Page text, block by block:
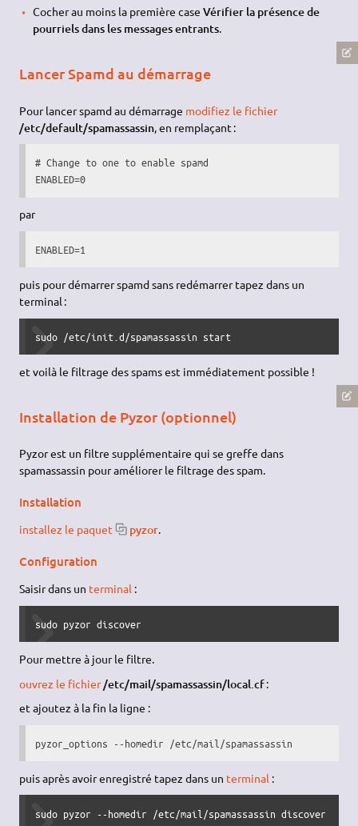
Cocher au moins la première case Vérifier la présence de
pourriels dans les messages entrants.
Lancer Spamd au démarrage
Pour lancer spamd au démarrage modifiez le fichier
/etc/default/spamassassin , en remplaçant :
# Change to one to enable spamd
ENABLED=0
par
ENABLED=1
puis pour démarrer spamd sans redémarrer tapez dans un
terminal :
sudo /etc/init.d/spamassassin start
et voilà le filtrage des spams est immédiatement possible !
Installation de Pyzor (optionnel)
Pyzor est un filtre supplémentaire qui se greffe dans
spamassassin pour améliorer le filtrage des spam.
Installation
installez le paquet pyzor.
Configuration
Saisir dans un terminal :
sudo pyzor discover
Pour mettre à jour le filtre.
ouvrez le fichier /etc/mail/spamassassin/local.cf:
et ajoutez à la fin la ligne :
pyzor_options --homedir /etc/mail/spamassassin
puis après avoir enregistré tapez dans un terminal :
sudo pyzor --homedir /etc/mail/spamassassin discover